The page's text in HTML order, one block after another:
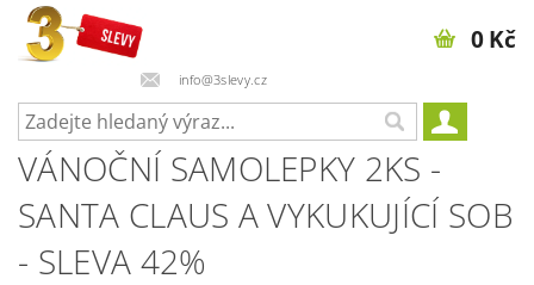
info@3slevy.cz
0 Kč
VÁNOČNÍ SAMOLEPKY 2KS -
SANTA CLAUS A VYKUKUJÍCÍ SOB
- SLEVA 42%